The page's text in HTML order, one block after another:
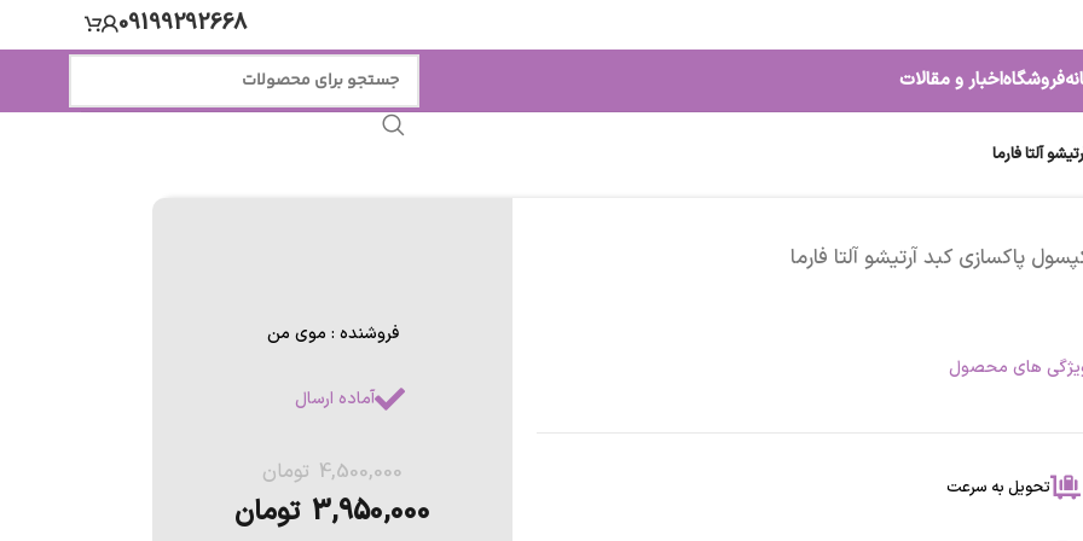
09199292668
فروشگاهاخبار و مقالات
آلتا فارما
پاکسازی کبد آرتیشو آلتا فارما
های محصول
تحویل به سرعت
فروشنده : موی من
آماده ارسال
4,500,000 تومان
3,950,000 تومان